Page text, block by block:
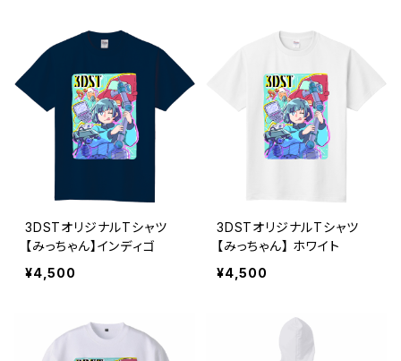
3DSTオリジナルTシャツ
【みっちゃん】インディゴ
¥4,500
3DSTオリジナルTシャツ
【みっちゃん】 ホワイト
¥4,500